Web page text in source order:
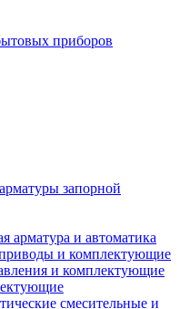
приборов
запорной
арматура и автоматика
и комплектующие
и комплектующие
смесительные и